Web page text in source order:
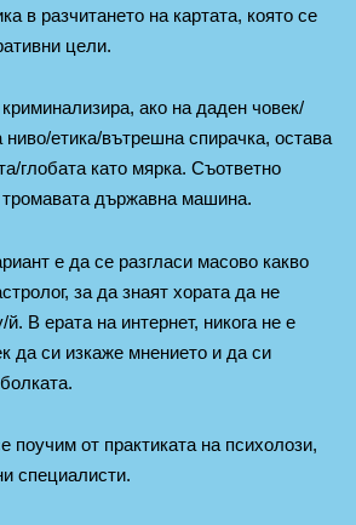
в разчитането на картата, която се
цели.
ако на даден човек/
ниво/етика/вътрешна спирачка, остава
глобата като мярка. Съответно
държавна машина.
е да се разгласи масово какво
за да знаят хората да не
В ерата на интернет, никога не е
да си изкаже мнението и да си
поучим от практиката на психолози,
специалисти.